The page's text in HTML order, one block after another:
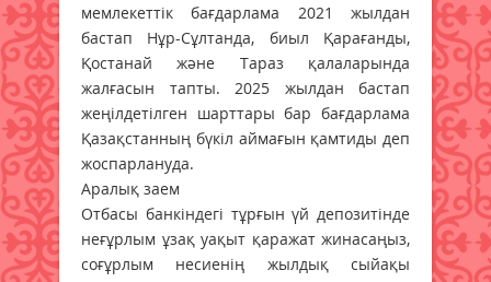
мемлекеттік бағдарлама 2021 жылдан
бастап Нұр-Сұлтанда, биыл Қарағанды,
Қостанай және Тараз қалаларында
жалғасын тапты. 2025 жылдан бастап
жеңілдетілген шарттары бар бағдарлама
Қазақстанның бүкіл аймағын қамтиды деп
жоспарлануда.
Аралық заем
Отбасы банкіндегі тұрғын үй депозитінде
неғұрлым ұзақ уақыт қаражат жинасаңыз,
соғұрлым несиенің жылдық сыйақы